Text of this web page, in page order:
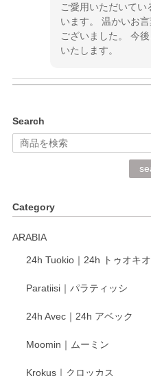
ご愛用いただいて
います。 温かいお
ございました。 今
いたします。
深さや大きさがとてもちょ
く、他の柄も何枚かこちら
く交換して下さいました。
がとうございます。
います。 温かいお
いたします。
Search
Category
ARABIA
24h Tuokio｜24h トゥオキオ
Paratiisi｜パラティッシ
24h Avec｜24h アベック
Moomin｜ムーミン
Krokus｜クロッカス